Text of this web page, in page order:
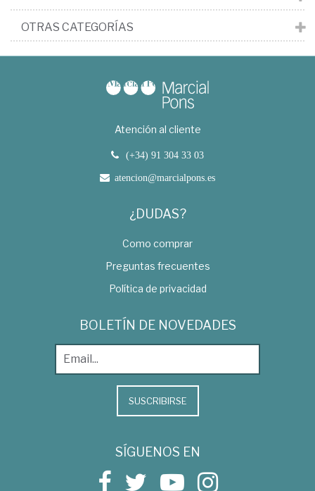
OTRAS CATEGORÍAS
Atención al cliente
(+34) 91 304 33 03
atencion@marcialpons.es
¿DUDAS?
Como comprar
Preguntas frecuentes
Política de privacidad
BOLETÍN DE NOVEDADES
SUSCRIBIRSE
SÍGUENOS EN